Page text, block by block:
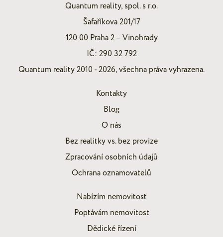
Quantum reality, spol. s r.o.
Šafaříkova 201/17
120 00 Praha 2 – Vinohrady
IČ: 290 32 792
Quantum reality 2010 - 2026, všechna práva vyhrazena.
Kontakty
Blog
O nás
Bez realitky vs. bez provize
Zpracování osobních údajů
Ochrana oznamovatelů
Nabízím nemovitost
Poptávám nemovitost
Dědické řízení